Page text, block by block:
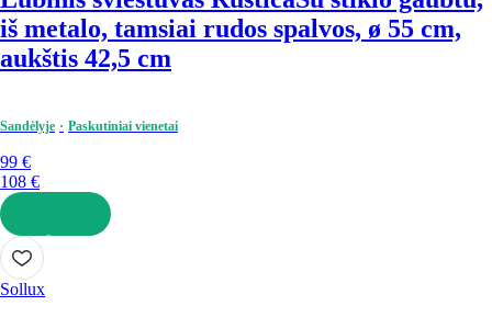
iš metalo, tamsiai rudos spalvos, ø 55 cm,
aukštis 42,5 cm
Sandėlyje Paskutiniai vienetai
99 €
108 €
Į KREPŠELĮ
Sollux